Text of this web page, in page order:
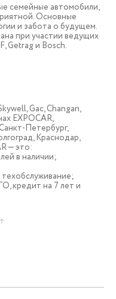
семейные автомобили,
Основные
и забота о будущем.
при участии ведущих
Getrag и Bosch.
Gac, Changan,
EXPOCAR,
Петербург,
Краснодар,
— это:
в наличии;
кредит на 7 лет и